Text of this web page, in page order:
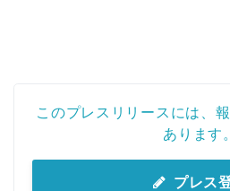
このプレスリリースには、
あります。
プレス